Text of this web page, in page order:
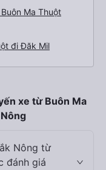
Ma Thuột
đi Đăk Mil
xe từ Buôn Ma
Nông từ
đánh giá